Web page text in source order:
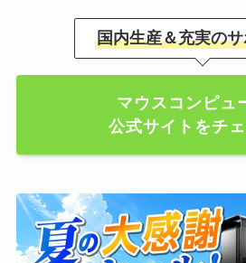
国内生産＆充実の
マウスコンピュ
公式サイトをチェ